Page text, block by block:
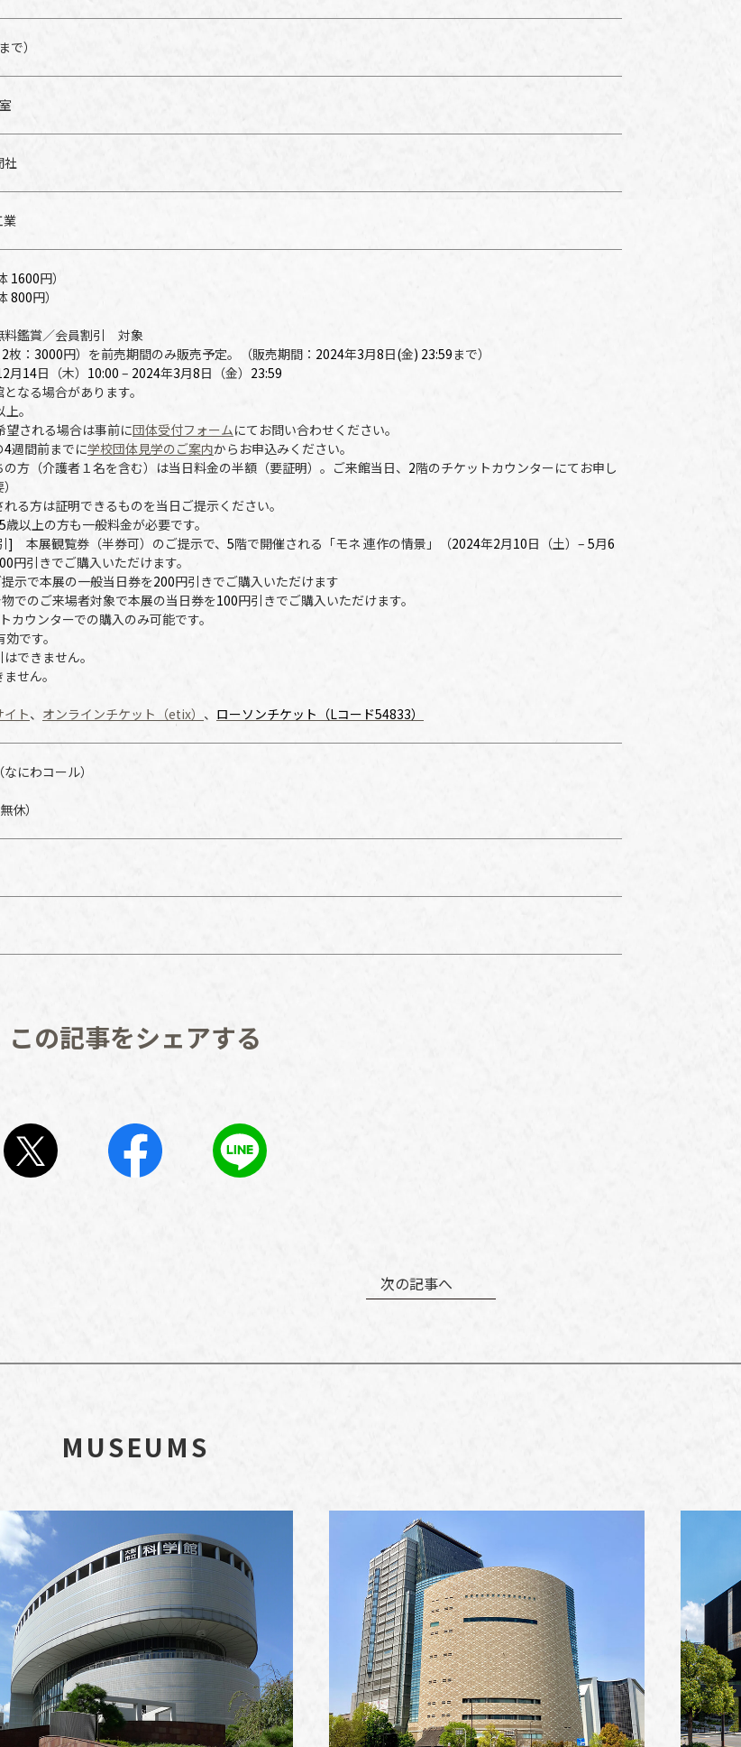
）
社
業
1600円）
800円）
料鑑賞／会員割引 対象
2枚： 3000円）を前売期間のみ販売予定。（販売期間： 2024年3月8日(金) 23:59まで）
月14日（木） 10:00 – 2024年3月8日（金） 23:59
なる場合があります。
。
される場合は事前に団体受付フォームにてお問い合わせください。
4週間前までに学校団体見学のご案内からお申込みください。
方（介護者１名を含む）は当日料金の半額（要証明）。ご来館当日、 2階のチケットカウンターにてお申し
る方は証明できるものを当日ご提示ください。
歳以上の方も一般料金が必要です。
] 本展観覧券（半券可）のご提示で、 5階で開催される「モネ 連作の情景」（2024年2月10日（土）– 5月6
円引きでご購入いただけます。
示で本展の一般当日券を200円引きでご購入いただけます
でのご来場者対象で本展の当日券を100円引きでご購入いただけます。
カウンターでの購入のみ可能です。
です。
できません。
せん。
ト、 オンラインチケット（etix） 、 ローソンチケット（Lコード54833）
にわコール）
休）
この記事をシェアする
次の記事へ
MUSEUMS